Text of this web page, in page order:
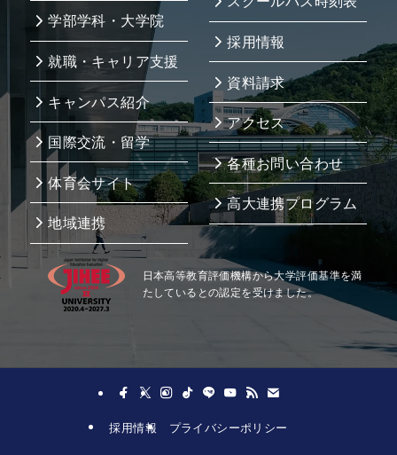
学部学科・大学院
就職・キャリア支援
キャンパス紹介
国際交流・留学
体育会サイト
地域連携
採用情報
資料請求
アクセス
各種お問い合わせ
高大連携プログラム
日本高等教育評価機構から大学評価基準を満
たしているとの認定を受けました。
採用情報 プライバシーポリシー